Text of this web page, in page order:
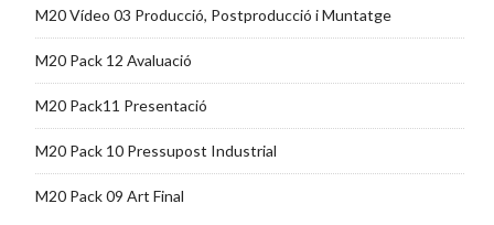
M20 Vídeo 03 Producció, Postproducció i Muntatge
M20 Pack 12 Avaluació
M20 Pack11 Presentació
M20 Pack 10 Pressupost Industrial
M20 Pack 09 Art Final